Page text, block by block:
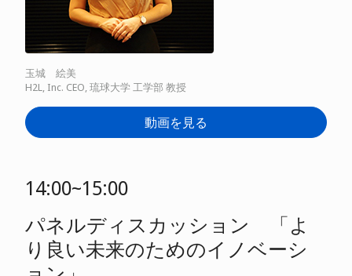
玉城 絵美
H2L, Inc. CEO, 琉球大学 工学部 教授
動画を見る
14:00~15:00
パネルディスカッション 「よ
り良い未来のためのイノベーシ